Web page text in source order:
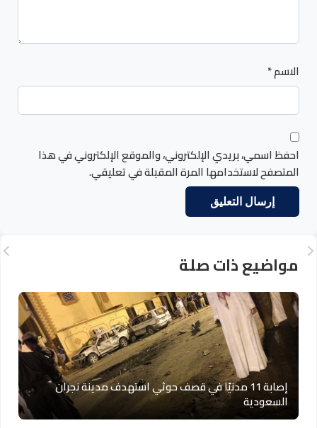
الاسم*
احفظ اسمي، بريدي الإلكتروني، والموقع الإلكتروني في هذا
المتصفح لاستخدامها المرة المقبلة في تعليقي.
مواضيع ذات صلة
إصابة 11 مدنيًا في قصف حوثي استهدف مدينة نجران
السعودية